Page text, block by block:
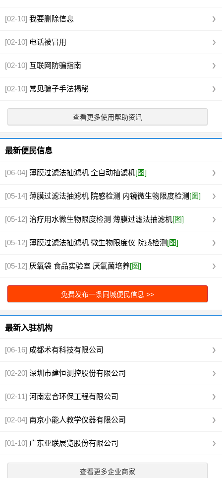
[02-10] 我要删除信息
[02-10] 电话被冒用
[02-10] 互联网防骗指南
[02-10] 常见骗子手法揭秘
查看更多使用帮助资讯
最新便民信息
[06-04] 薄膜过滤法抽滤机 全自动抽滤机[图]
[05-14] 薄膜过滤法抽滤机 院感检测 内镜微生物限度检测 [图]
[05-12] 治疗用水微生物限度检测 薄膜过滤法抽滤机[图]
[05-12] 薄膜过滤法抽滤机 微生物限度仪 院感检测 [图]
[05-12] 厌氧袋 食品实验室 厌氧菌培养[图]
免费发布一条同城便民信息 >>
最新入驻机构
[06-16] 成都术有科技有限公司
[02-20] 深圳市建恒测控股份有限公司
[02-11] 河南宏合环保工程有限公司
[02-04] 南京小能人教学仪器有限公司
[01-10] 广东亚联展览股份有限公司
查看更多企业商家